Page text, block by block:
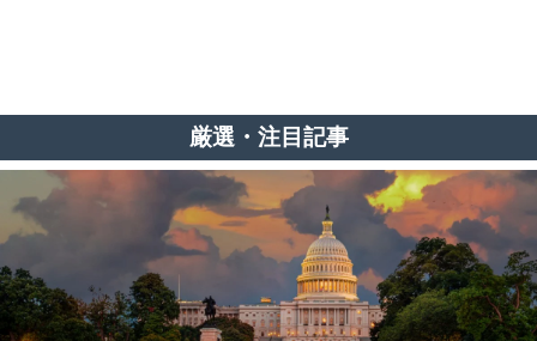
厳選・注目記事